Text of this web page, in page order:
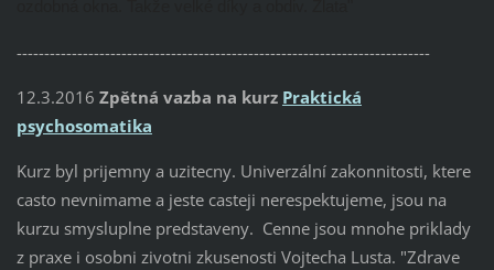
---------------------------------------------------------------------------
12.3.2016 Zpětná vazba na kurz Praktická
psychosomatika
Kurz byl prijemny a uzitecny. Univerzální zakonnitosti, ktere
casto nevnimame a jeste casteji nerespektujeme, jsou na
kurzu smysluplne predstaveny. Cenne jsou mnohe priklady
z praxe i osobni zivotni zkusenosti Vojtecha Lusta. "Zdrave